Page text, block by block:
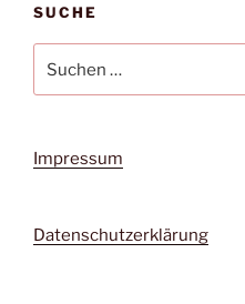
SUCHE
nach:
Impressum
Datenschutzerklärung